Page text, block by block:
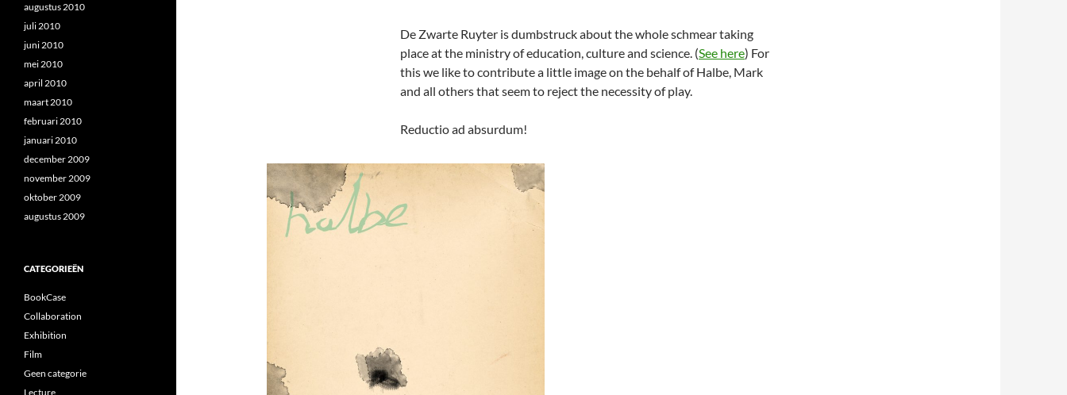
De Zwarte Ruyter is dumbstruck about the whole schmear taking
place at the ministry of education, culture and science. (See here) For
this we like to contribute a little image on the behalf of Halbe, Mark
and all others that seem to reject the necessity of play.
Reductio ad absurdum!
augustus 2010
juli 2010
juni 2010
mei 2010
april 2010
maart 2010
februari 2010
januari 2010
december 2009
november 2009
oktober 2009
augustus 2009
CATEGORIEËN
BookCase
Collaboration
Exhibition
Film
Geen categorie
Lecture